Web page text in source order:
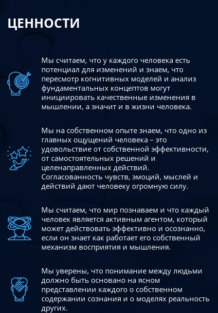
ЦЕННОСТИ
Мы считаем, что у каждого человека есть
потенциал для изменений и знаем, что
пересмотр когнитивных моделей и анализ
фундаментальных концептов могут
инициировать качественные изменения в
мышлении, а значит и в жизни человека.
Мы на собственном опыте знаем, что одно из
главных ощущений человека – это
удовольствие от собственной эффективности,
от самостоятельных решений и
целенаправленных действий.
Согласованность чувств, эмоций, мыслей и
действий дают человеку огромную силу.
Мы считаем, что мир познаваем и что каждый
человек является активным агентом, который
может действовать эффективно и осознанно,
если он знает как работает его собственный
механизм восприятия и мышления.
Мы уверены, что понимание между людьми
должно быть основано на ясном
представлении каждого о собственном
содержании сознания и о моделях реальность
других.